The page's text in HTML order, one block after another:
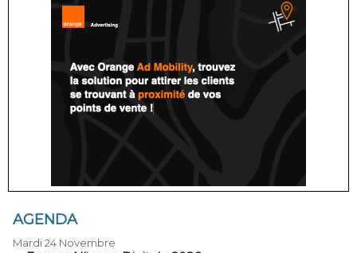
AGENDA
Mardi 24 Novembre